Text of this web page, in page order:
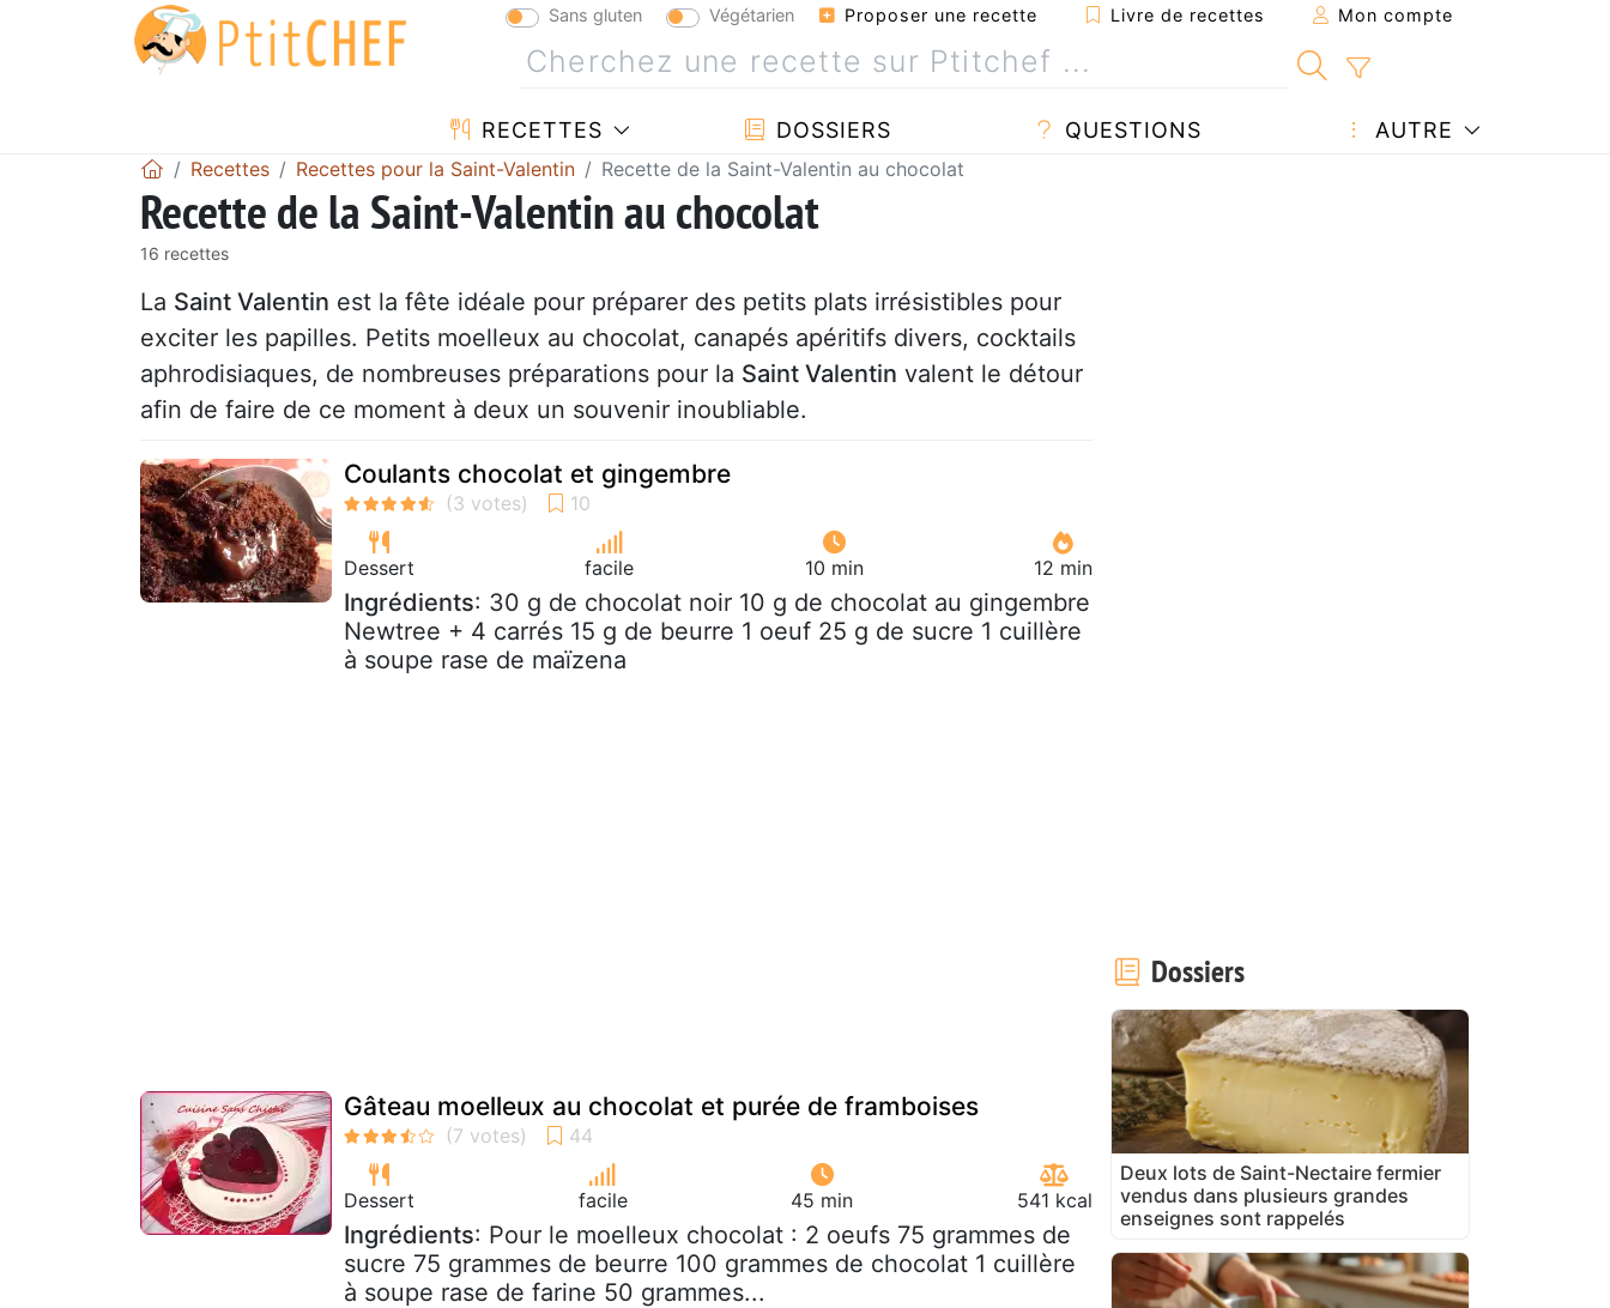
Sans gluten Végétarien Proposer une recette Livre de recettes Mon compte
RECETTES DOSSIERS QUESTIONS AUTRE
Recettes Recettes pour la Saint-Valentin Recette de la Saint-Valentin au chocolat
Recette de la Saint-Valentin au chocolat
16 recettes
La Saint Valentin est la fête idéale pour préparer des petits plats irrésistibles pour
exciter les papilles. Petits moelleux au chocolat, canapés apéritifs divers, cocktails
aphrodisiaques, de nombreuses préparations pour la Saint Valentin valent le détour
afin de faire de ce moment à deux un souvenir inoubliable.
Coulants chocolat et gingembre
Dessert facile 10 min 12 min
Ingrédients: 30 g de chocolat noir 10 g de chocolat au gingembre
Newtree + 4 carrés 15 g de beurre 1 oeuf 25 g de sucre 1 cuillère
à soupe rase de maïzena
Gâteau moelleux au chocolat et purée de framboises
Dessert facile 45 min 541 kcal
Ingrédients: Pour le moelleux chocolat : 2 oeufs 75 grammes de
sucre 75 grammes de beurre 100 grammes de chocolat 1 cuillère
à soupe rase de farine 50 grammes...
Dossiers
Deux lots de Saint-Nectaire fermier
vendus dans plusieurs grandes
enseignes sont rappelés